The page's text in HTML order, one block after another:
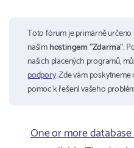
Toto fórum je primárně
našímhostingem "Zdarma".
našich placených programů,
podpory. Zde vám
pomoc k řešení vašeho
One or more